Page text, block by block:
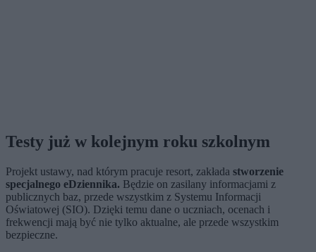
Testy już w kolejnym roku szkolnym
Projekt ustawy, nad którym pracuje resort, zakłada stworzenie
specjalnego eDziennika. Będzie on zasilany informacjami z
publicznych baz, przede wszystkim z Systemu Informacji
Oświatowej (SIO). Dzięki temu dane o uczniach, ocenach i
frekwencji mają być nie tylko aktualne, ale przede wszystkim
bezpieczne.